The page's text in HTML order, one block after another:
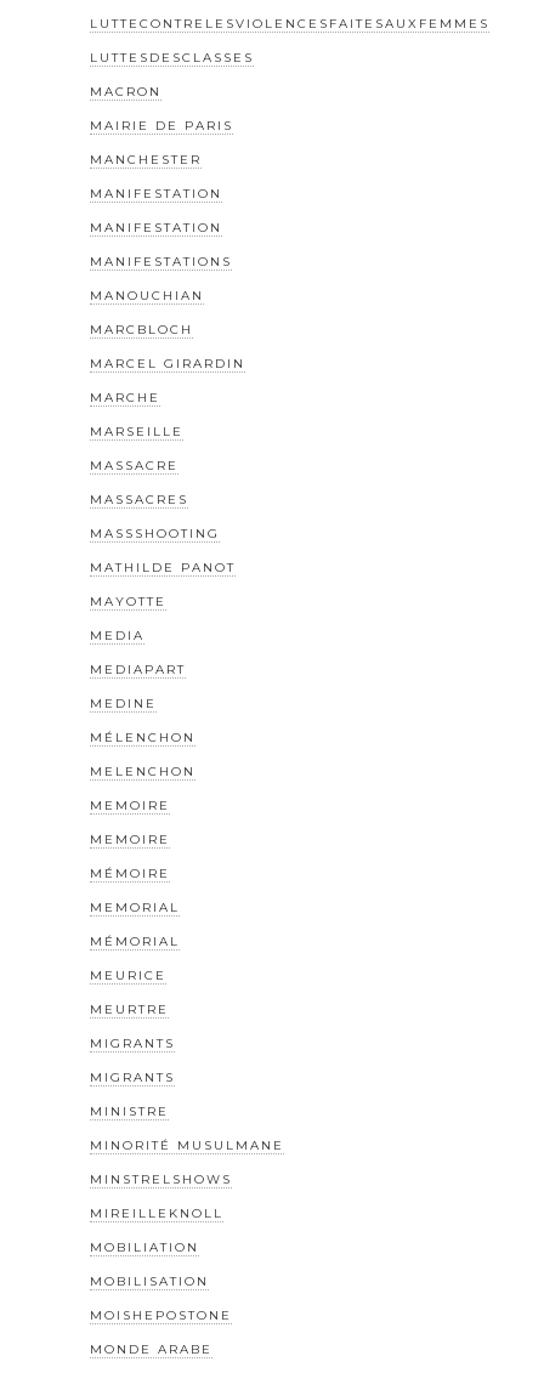
LUTTECONTRELESVIOLENCESFAITESAUXFEMMES
LUTTESDESCLASSES
MACRON
MAIRIE DE PARIS
MANCHESTER
MANIFESTATION
MANIFESTATION
MANIFESTATIONS
MANOUCHIAN
MARCBLOCH
MARCEL GIRARDIN
MARCHE
MARSEILLE
MASSACRE
MASSACRES
MASSSHOOTING
MATHILDE PANOT
MAYOTTE
MEDIA
MEDIAPART
MEDINE
MÉLENCHON
MELENCHON
MEMOIRE
MEMOIRE
MÉMOIRE
MEMORIAL
MÉMORIAL
MEURICE
MEURTRE
MIGRANTS
MIGRANTS
MINISTRE
MINORITÉ MUSULMANE
MINSTRELSHOWS
MIREILLEKNOLL
MOBILIATION
MOBILISATION
MOISHEPOSTONE
MONDE ARABE